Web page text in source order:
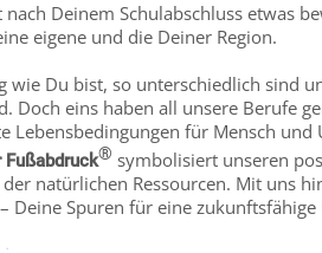
Deinem Schulabschluss etwas
eigene und die Deiner Region.
wie Du bist, so unterschiedlich sind
Doch eins haben all unsere Berufe
Lebensbedingungen für Mensch
Fußabdruck® symbolisiert unseren
natürlichen Ressourcen. Mit uns
Deine Spuren für eine